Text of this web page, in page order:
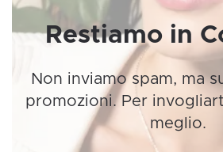
Restiamo in
Non inviamo spam, ma
promozioni. Per
meglio.